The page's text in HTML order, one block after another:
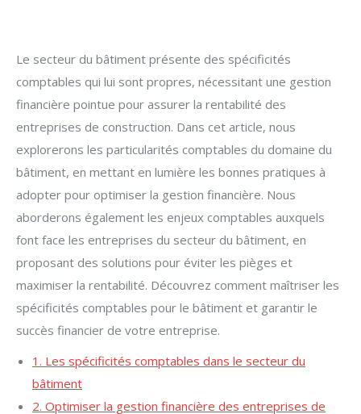
Le secteur du bâtiment présente des spécificités
comptables qui lui sont propres, nécessitant une gestion
financière pointue pour assurer la rentabilité des
entreprises de construction. Dans cet article, nous
explorerons les particularités comptables du domaine du
bâtiment, en mettant en lumière les bonnes pratiques à
adopter pour optimiser la gestion financière. Nous
aborderons également les enjeux comptables auxquels
font face les entreprises du secteur du bâtiment, en
proposant des solutions pour éviter les pièges et
maximiser la rentabilité. Découvrez comment maîtriser les
spécificités comptables pour le bâtiment et garantir le
succès financier de votre entreprise.
1. Les spécificités comptables dans le secteur du
bâtiment
2. Optimiser la gestion financière des entreprises de